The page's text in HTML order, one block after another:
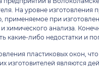
На уровне изготовления
применяемое при
химического анализа.
какие-либо недостатки и
пластиковых окон,
изготовителей являются